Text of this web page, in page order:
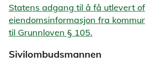
Statens adgang til å få utlevert
eiendomsinformasjon fra
til Grunnloven § 105.
Sivilombudsmannen